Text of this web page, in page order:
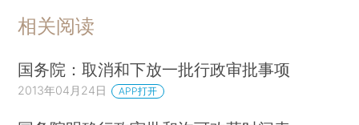
相关阅读
国务院：取消和下放一批行政审批事项
2013年04月24日 APP打开